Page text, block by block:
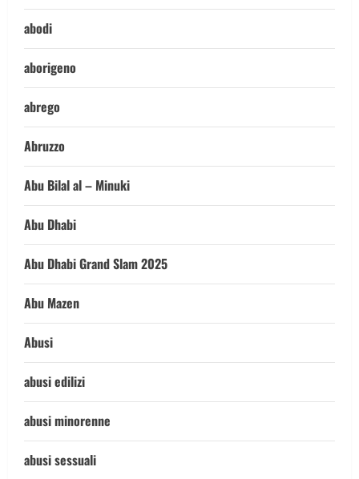
abodi
aborigeno
abrego
Abruzzo
Abu Bilal al – Minuki
Abu Dhabi
Abu Dhabi Grand Slam 2025
Abu Mazen
Abusi
abusi edilizi
abusi minorenne
abusi sessuali